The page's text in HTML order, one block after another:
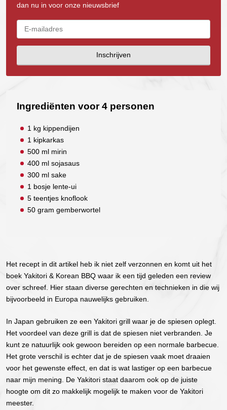
dan nu in voor onze nieuwsbrief
Inschrijven
Ingrediënten voor 4 personen
1 kg kippendijen
1 kipkarkas
500 ml mirin
400 ml sojasaus
300 ml sake
1 bosje lente-ui
5 teentjes knoflook
50 gram gemberwortel
Het recept in dit artikel heb ik niet zelf verzonnen en komt uit het
boek Yakitori & Korean BBQ waar ik een tijd geleden een review
over schreef. Hier staan diverse gerechten en technieken in die wij
bijvoorbeeld in Europa nauwelijks gebruiken.
In Japan gebruiken ze een Yakitori grill waar je de spiesen oplegt.
Het voordeel van deze grill is dat de spiesen niet verbranden. Je
kunt ze natuurlijk ook gewoon bereiden op een normale barbecue.
Het grote verschil is echter dat je de spiesen vaak moet draaien
voor het gewenste effect, en dat is wat lastiger op een barbecue
naar mijn mening. De Yakitori staat daarom ook op de juiste
hoogte om dit zo makkelijk mogelijk te maken voor de Yakitori
meester.